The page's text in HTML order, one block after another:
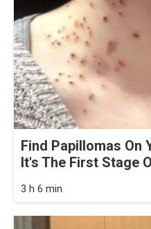
Find Papillomas On
It's The First Stage
3 h 6 min